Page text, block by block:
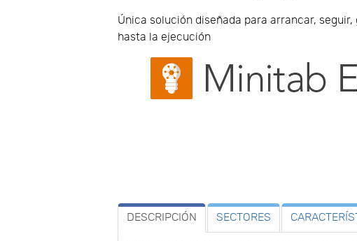
Única solución diseñada para arrancar,
hasta la ejecución
DESCRIPCIÓN SECTORES